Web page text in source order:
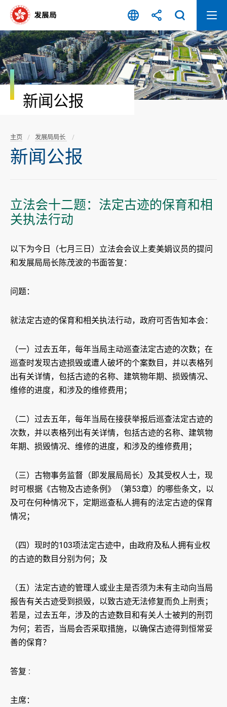
容
开
始
新闻公报
主页 发展局局长
新闻公报
立法会十二题：法定古迹的保育和相
关执法行动
以下为今日（七月三日）立法会会议上麦美娟议员的提问
和发展局局长陈茂波的书面答复：
问题：
就法定古迹的保育和相关执法行动，政府可否告知本会：
（一）过去五年，每年当局主动巡查法定古迹的次数；在
巡查时发现古迹损毁或遭人破坏的个案数目，并以表格列
出有关详情，包括古迹的名称、建筑物年期、损毁情况、
维修的进度，和涉及的维修费用；
（二）过去五年，每年当局在接获举报后巡查法定古迹的
次数，并以表格列出有关详情，包括古迹的名称、建筑物
年期、损毁情况、维修的进度，和涉及的维修费用；
（三）古物事务监督（即发展局局长）及其受权人士，现
时可根据《古物及古迹条例》（第53章）的哪些条文，以
及可在何种情况下，定期巡查私人拥有的法定古迹的保育
情况；
（四）现时的103项法定古迹中，由政府及私人拥有业权
的古迹的数目分别为何；及
（五）法定古迹的管理人或业主是否须为未有主动向当局
报告有关古迹受到损毁，以致古迹无法修复而负上刑责；
若是，过去五年，涉及的古迹数目和有关人士被判的刑罚
为何；若否，当局会否采取措施，以确保古迹得到恒常妥
善的保育？
答复 :
主席：